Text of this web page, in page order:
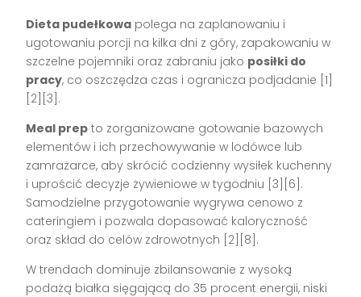
Dieta pudełkowa polega na zaplanowaniu i
ugotowaniu porcji na kilka dni z góry, zapakowaniu w
szczelne pojemniki oraz zabraniu jako posiłki do
pracy, co oszczędza czas i ogranicza podjadanie [1]
[2][3].
Meal prep to zorganizowane gotowanie bazowych
elementów i ich przechowywanie w lodówce lub
zamrażarce, aby skrócić codzienny wysiłek kuchenny
i uprościć decyzje żywieniowe w tygodniu [3][6].
Samodzielne przygotowanie wygrywa cenowo z
cateringiem i pozwala dopasować kaloryczność
oraz skład do celów zdrowotnych [2][8].
W trendach dominuje zbilansowanie z wysoką
podażą białka sięgającą do 35 procent energii, niski